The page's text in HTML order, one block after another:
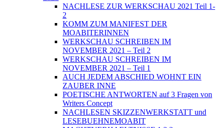
NACHLESE ZUR WERKSCHAU 2021 Teil 1-
2
KOMM ZUM MANIFEST DER
MOABITERINNEN
WERKSCHAU SCHREIBEN IM
NOVEMBER 2021 – Teil 2
WERKSCHAU SCHREIBEN IM
NOVEMBER 2021 – Teil 1
AUCH JEDEM ABSCHIED WOHNT EIN
ZAUBER INNE
POETISCHE ANTWORTEN auf 3 Fragen von
Writers Concept
NACHLESEN SKIZZENWERKSTATT und
LESEBUEHNEMOABIT